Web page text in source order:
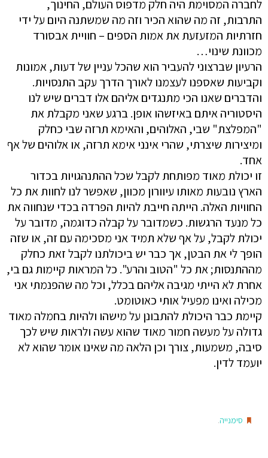
לחברה המסוימת היה חלק מדפוס העולם, החינוך,
התרבות, זה מה שהוא הכיר וזה מה שמשתנה היום על ידי
חזרתיות המזעזעת את אמות הספים – חוויית אבסורד
מכוונת שינוי…
הרעיון שברצוני להעביר הוא שהכל עניין של דעות, אמונות
וקביעות שאספנו לעצמנו לאורך הדרך עקב התנסויות.
והדברים שאנו הכי מתנגדים אליהם אלו דברים שיש לנו
היסטוריה איתם באיזשהו אופן. ברגע שאני מקבלת את
"המפלצת" שבי, האלוהים, והאימא תרזה שבי כחלק
ומיצירות שיצרתי, שהרי אינני אימא תרזה, או אלוהים של אף
אחד.
זו יכולת מאוד מפותחת לקבל שכל ההתנהגויות בכדור
הארץ נובעות מאותו עיוורון מכוון, שאפשר לנו לחוות את כל
החוויות האלה. הייתה חייבת להיות הפרדה בכדי שנחווה את
כל מנעד הרגשות. כשמדובר על קבלה כדוגמה, מדובר על
יכולת לקבל, על אף שלא תמיד אני מסכימה עם זה, או שזה
הופך לי את הבטן, אך כבר יש ביכולתנו לקבל זאת כחלק
מההתנסות; את כל "הטוב והרע". כל המראות קיימות גם בי,
אחרת לא הייתי מגיבה אליהם בכלל, וכל מה שהפנמתי אני
מכילה ואינו מפעיל אותי כאוטומט.
קיימת כבר היכולת להתבונן על מישהו ולהיות בחמלה מאוד
גדולה על מעשה חמור מאוד שהוא עשה ולראות שיש לכך
סיבה, משמעות, צורך וכן הלאה מה שאינו אומר שהוא לא
יועמד לדין.
סימנייה.